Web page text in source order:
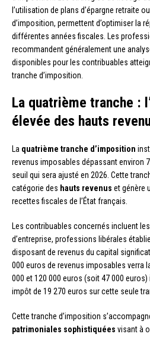
l’utilisation de plans d’épargne retraite
d’imposition, permettent d’optimiser la
différentes années fiscales. Les
recommandent généralement une
disponibles pour les contribuables
tranche d’imposition.
La quatrième tranche :
élevée des hauts
La quatrième tranche d’imposition
revenus imposables dépassant environ
seuil qui sera ajusté en 2026. Cette
catégorie des hauts revenus et génère
recettes fiscales de l’État français.
Les contribuables concernés incluent
d’entreprise, professions libérales
disposant de revenus du capital
000 euros de revenus imposables verra
000 et 120 000 euros (soit 47 000 euros)
impôt de 19 270 euros sur cette seule
Cette tranche d’imposition
patrimoniales sophistiquées visant à